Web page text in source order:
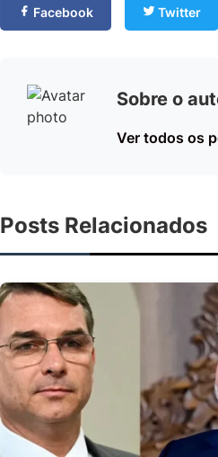
Facebook Twitter
Sobre o
Ver todos os
Posts Relacionados